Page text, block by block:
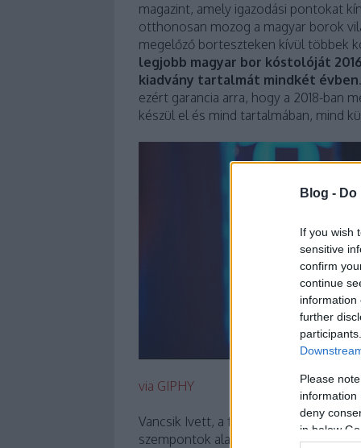
Blog -
If you wish
sensitive
confirm
continue
information
further
Please
information
deny
in below
magazint, amely igazodási pontokat
otthonosan mozog a magyar borok
megelőző borteszteken kívül többek
legjobb magyar bor kóstolóját
kiadvány tartalmát mindkét évben
ezért garancia arra, hogy a 2018-ban
készül el és mind tartalmában, mind
via GIPHY
Vancsik Ivett, a főszerkesztő már
szempontok alapján értékelt, illetve